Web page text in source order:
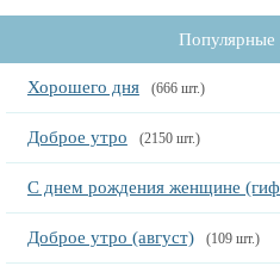
Популярные
Хорошего дня (666 шт.)
Доброе утро (2150 шт.)
С днем рождения женщине
Доброе утро (август) (109 шт.)